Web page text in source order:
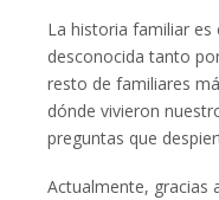
La historia familiar es
desconocida tanto
resto de familiares
dónde vivieron
preguntas que
Actualmente, gracias